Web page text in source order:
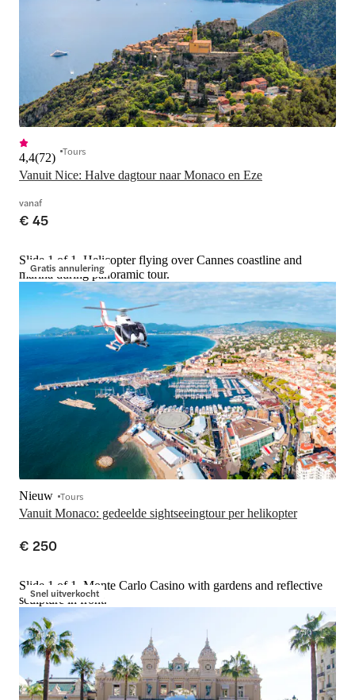
Vanuit Nice: Halve dagtour naar Monaco en Eze
4,4(72) Tours
vanaf
€ 45
Gratis annulering
Slide 1 of 1, Helicopter flying over Cannes coastline and
marina during panoramic tour.
Vanuit Monaco: gedeelde sightseeingtour per helikopter
Nieuw Tours
€ 250
Snel uitverkocht
Slide 1 of 1, Monte Carlo Casino with gardens and reflective
sculpture in front.